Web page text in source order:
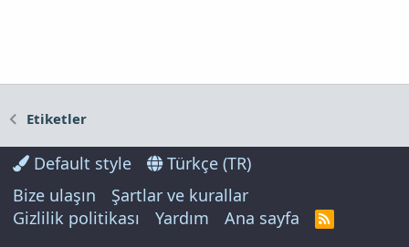
Etiketler
Default style
Türkçe (TR)
Bize ulaşın
Şartlar ve kurallar
Gizlilik politikası
Yardım Ana sayfa
R